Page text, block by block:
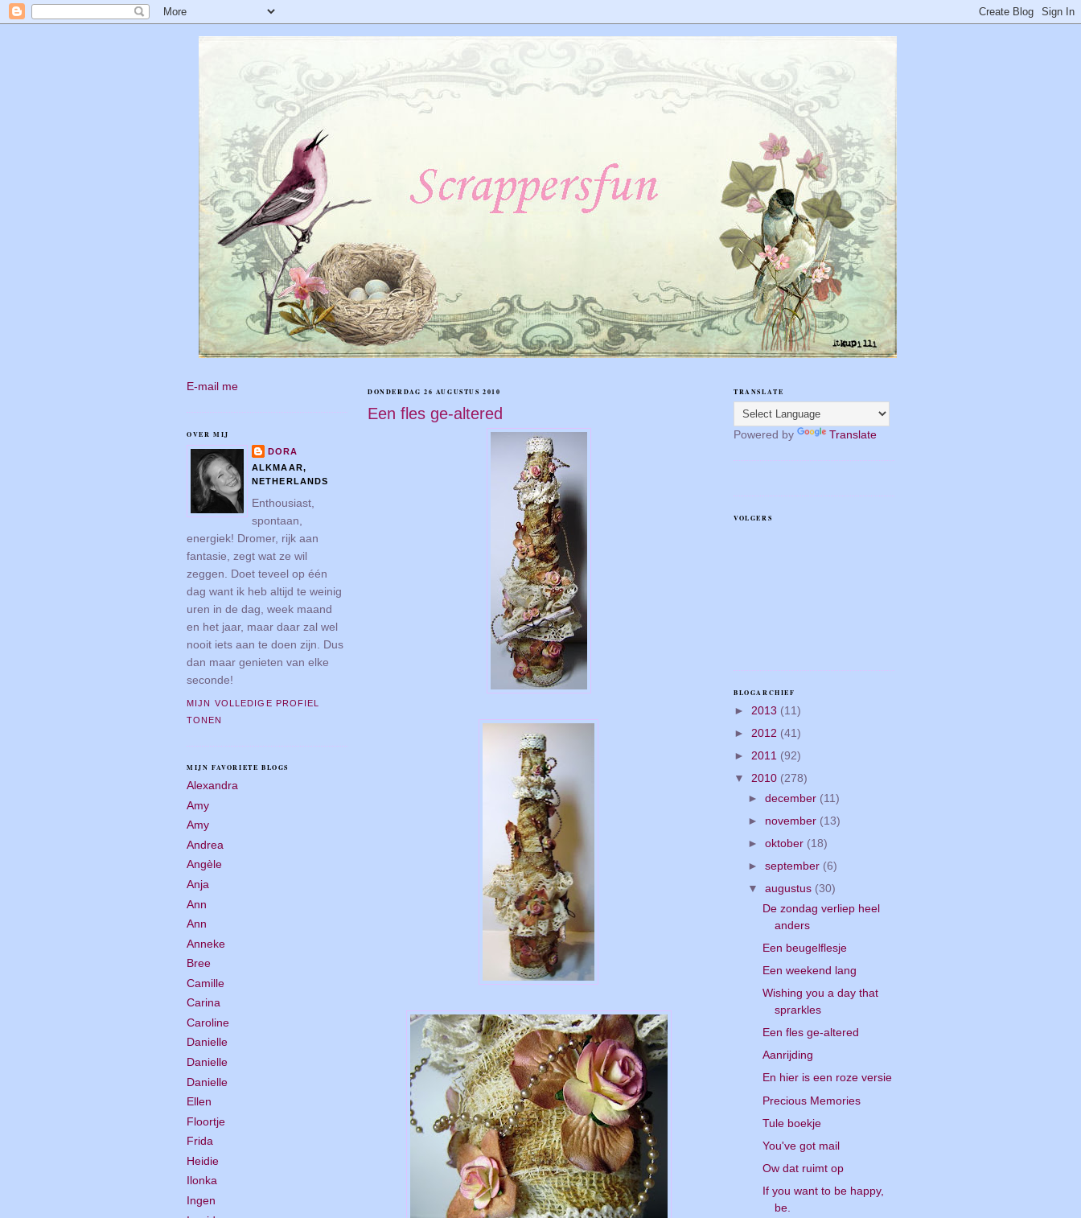
E-mail me
OVER MIJ
DORA
ALKMAAR,
NETHERLANDS
Enthousiast,
spontaan,
energiek! Dromer, rijk aan
fantasie, zegt wat ze wil
zeggen. Doet teveel op één
dag want ik heb altijd te weinig
uren in de dag, week maand
en het jaar, maar daar zal wel
nooit iets aan te doen zijn. Dus
dan maar genieten van elke
seconde!
MIJN VOLLEDIGE PROFIEL
TONEN
MIJN FAVORIETE BLOGS
Alexandra
Amy
Amy
Andrea
Angèle
Anja
Ann
Ann
Anneke
Bree
Camille
Carina
Caroline
Danielle
Danielle
Danielle
Ellen
Floortje
Frida
Heidie
Ilonka
Ingen
DONDERDAG 26 AUGUSTUS 2010
Een fles ge-altered
TRANSLATE
Powered by Translate
VOLGERS
BLOGARCHIEF
► 2013 (11)
► 2012 (41)
► 2011 (92)
▼ 2010 (278)
►december (11)
► november (13)
►oktober (18)
►september (6)
▼augustus (30)
De zondag verliep heel
anders
Een beugelflesje
Een weekend lang
Wishing you a day that
sprarkles
Een fles ge-altered
Aanrijding
En hier is een roze versie
Precious Memories
Tule boekje
You've got mail
Ow dat ruimt op
If you want to be happy,
be.